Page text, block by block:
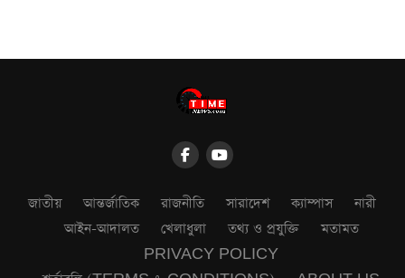
জাতীয় আন্তর্জাতিক রাজনীতি সারাদেশ ক্যাম্পাস
নারী
আইন-আদালত
খেলাধুলা তথ্য ও প্রযুক্তি
মতামত
PRIVACY POLICY